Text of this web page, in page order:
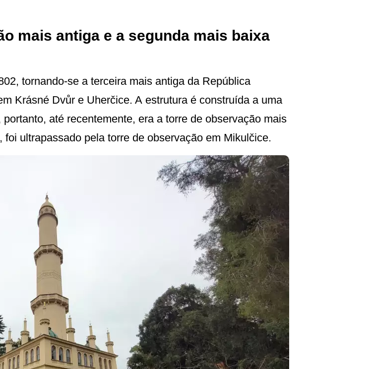
mais antiga e a segunda mais baixa
tornando-se a terceira mais antiga da República
Krásné Dvůr e Uherčice. A estrutura é construída a uma
até recentemente, era a torre de observação mais
ultrapassado pela torre de observação em Mikulčice.